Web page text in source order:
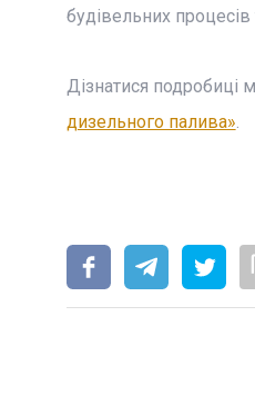
будівельних процесів
Дізнатися подробиці
дизельного палива».